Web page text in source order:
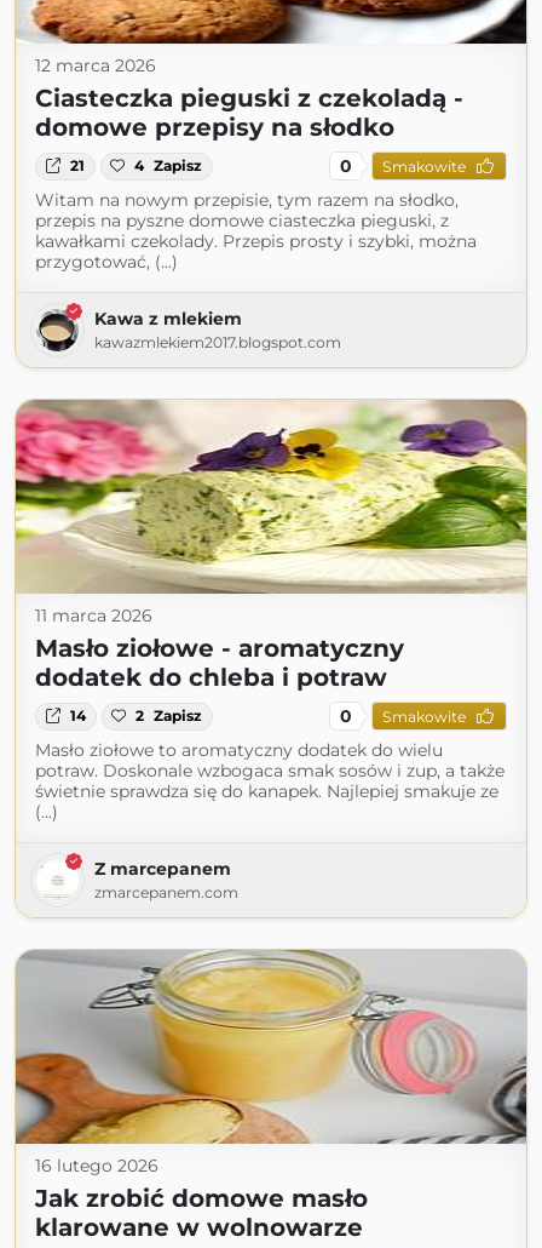
12 marca 2026
Ciasteczka pieguski z czekoladą -
domowe przepisy na słodko
21 4 Zapisz 0 Smakowite
Witam na nowym przepisie, tym razem na słodko,
przepis na pyszne domowe ciasteczka pieguski, z
kawałkami czekolady. Przepis prosty i szybki, można
przygotować, (...)
Kawa z mlekiem
kawazmlekiem2017.blogspot.com
11 marca 2026
Masło ziołowe - aromatyczny
dodatek do chleba i potraw
14 2 Zapisz 0 Smakowite
Masło ziołowe to aromatyczny dodatek do wielu
potraw. Doskonale wzbogaca smak sosów i zup, a także
świetnie sprawdza się do kanapek. Najlepiej smakuje ze
(...)
Z marcepanem
zmarcepanem.com
16 lutego 2026
Jak zrobić domowe masło
klarowane w wolnowarze